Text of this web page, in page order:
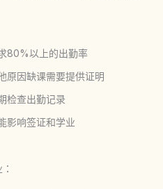
80%以上的出勤率
原因缺课需要提供证明
检查出勤记录
影响签证和学业